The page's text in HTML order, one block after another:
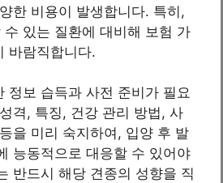
한 비용이 발생합니다. 특히,
수 있는 질환에 대비해 보험 가
바람직합니다.
정보 습득과 사전 준비가 필요
격, 특징, 건강 관리 방법, 사
을 미리 숙지하여, 입양 후 발
능동적으로 대응할 수 있어야
반드시 해당 견종의 성향을 직